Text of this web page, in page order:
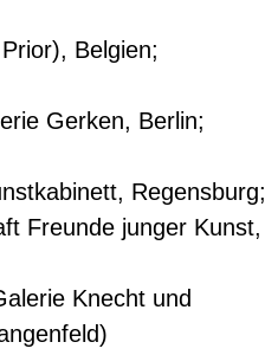
Belgien;
Gerken, Berlin;
Regensburg;
Freunde junger Kunst,
Knecht und